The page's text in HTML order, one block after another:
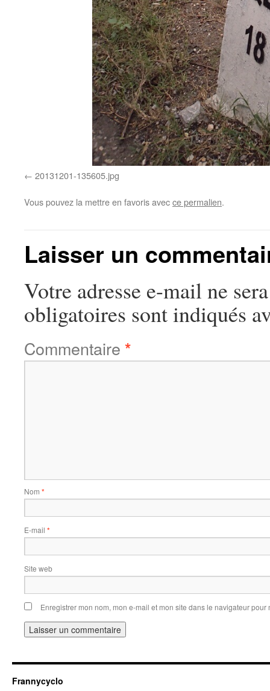
20131201-135605.jpg
Vous pouvez la mettre en favoris avecce permalien.
Laisser un
Votre adresse e-mail ne
obligatoires sont indiqués
Commentaire *
Nom *
E-mail *
Site web
Enregistrer mon nom, mon e-mail et mon site dans le navigateur
Frannycyclo